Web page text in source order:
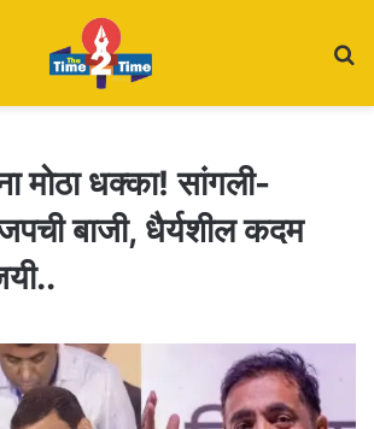
मोठा धक्का! सांगली-
बाजी, धैर्यशील कदम